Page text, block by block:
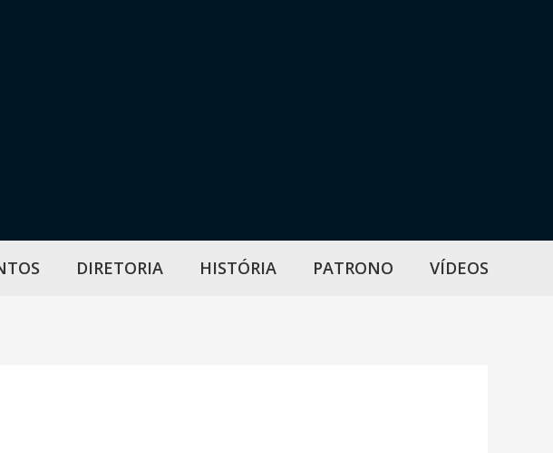
DIRETORIA HISTÓRIA PATRONO VÍDEOS